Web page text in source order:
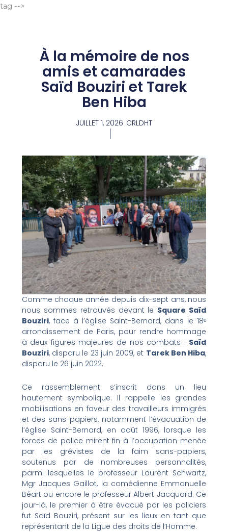
tag -->
À la mémoire de nos
amis et camarades
Saïd Bouziri et Tarek
Ben Hiba
JUILLET 1, 2026 CRLDHT
Comme chaque année depuis dix-sept ans, nous
nous sommes retrouvés devant le Square Saïd
Bouziri, face à l’église Saint-Bernard, dans le 18ᵉ
arrondissement de Paris, pour rendre hommage
à deux figures majeures de nos combats : Saïd
Bouziri, disparu le 23 juin 2009, et Tarek Ben Hiba,
disparu le 26 juin 2022.
Ce rassemblement s’inscrit dans un lieu
hautement symbolique. Il rappelle les grandes
mobilisations en faveur des travailleurs immigrés
et des sans-papiers, notamment l’évacuation de
l’église Saint-Bernard, en août 1996, lorsque les
forces de police mirent fin à l’occupation menée
par les grévistes de la faim sans-papiers,
soutenus par de nombreuses personnalités,
parmi lesquelles le professeur Laurent Schwartz,
Mgr Jacques Gaillot, la comédienne Emmanuelle
Béart ou encore le professeur Albert Jacquard. Ce
jour-là, le premier à être évacué par les policiers
fut Saïd Bouziri, présent sur les lieux en tant que
représentant de la Ligue des droits de l’Homme.